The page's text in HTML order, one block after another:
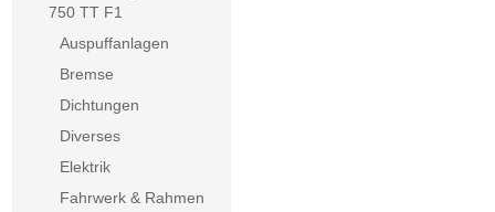
750 TT F1
Auspuffanlagen
Bremse
Dichtungen
Diverses
Elektrik
Fahrwerk & Rahmen